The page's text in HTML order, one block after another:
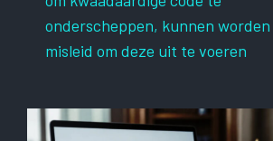
onderscheppen, kunnen worden
misleid om deze uit te voeren